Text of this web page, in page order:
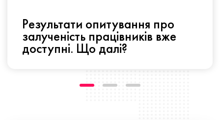
Результати опитування про
залученість працівників вже
доступні. Що далі?